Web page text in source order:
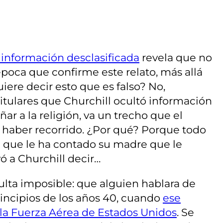
desclasificada revela que no
que confirme este relato, más allá
decir esto que es falso? No,
que Churchill ocultó información
a la religión, va un trecho que el
recorrido. ¿Por qué? Porque todo
le ha contado su madre que le
a Churchill decir…
imposible: que alguien hablara de
de los años 40, cuando ese
Fuerza Aérea de Estados Unidos. Se